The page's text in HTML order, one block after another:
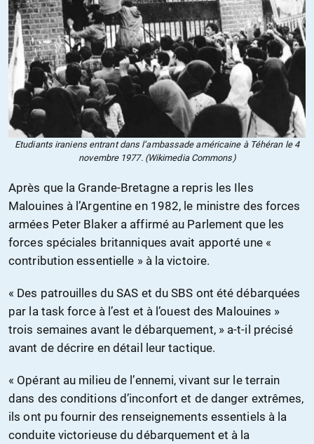
Etudiants iraniens entrant dans l’ambassade américaine à Téhéran le 4
novembre 1977. (Wikimedia Commons)
Après que la Grande-Bretagne a repris les Iles
Malouines à l’Argentine en 1982, le ministre des forces
armées Peter Blaker a affirmé au Parlement que les
forces spéciales britanniques avait apporté une «
contribution essentielle » à la victoire.
« Des patrouilles du SAS et du SBS ont été débarquées
par la task force à l’est et à l’ouest des Malouines »
trois semaines avant le débarquement, » a-t-il précisé
avant de décrire en détail leur tactique.
« Opérant au milieu de l’ennemi, vivant sur le terrain
dans des conditions d’inconfort et de danger extrêmes,
ils ont pu fournir des renseignements essentiels à la
conduite victorieuse du débarquement et à la